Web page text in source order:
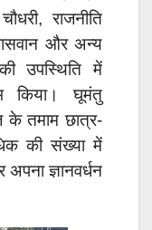
राजनीति
और अन्य
की उपस्थिति में
किया। घूमंतु
के तमाम छात्र-
की संख्या में
ज्ञानवर्धन